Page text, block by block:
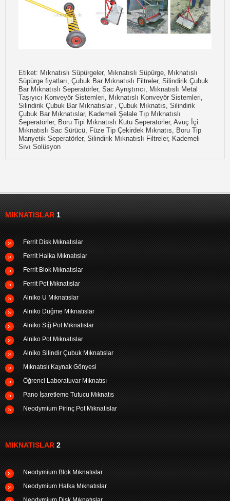
Etiket: Mıknatıslı Süpürgeler, Mıknatıslı Süpürge, Mıknatıslı
Süpürge fiyatları, Çubuk Bar Mıknatıslı Filtreler, Silindirik Çubuk
Bar Mıknatıslı Seperatörler, Sac Ayrıştırıcı, Mıknatıslı Metal
Taşıyıcı Konveyör Sistemleri, Mıknatıslı Konveyör Sistemleri,
Silindirik Çubuk Bar Mıknatıslar , Çubuk Mıknatıs, Silindirik
Çubuk Bar Mıknatıslar, Kademeli Şelale Tıp Mıknatıslı
Seperatörler, Boru Tipi Mıknatıslı Kutu Seperatörler, Avuç İçi
Mıknatıslı Sac Sürücü, Füze Tip Çekirdek Mıknatıs, Boru Tip
Manyetik Seperatörler, Silindirik Mıknatıslı Filtreler, Kademeli
Sıvı Solüsyon
MIKNATISLAR1
Ferrit Disk Mıknatıslar
Ferrit Halka Mıknatıslar
Ferrit Blok Mıknatıslar
Ferrit Pot Mıknatıslar
Alniko U Mıknatıslar
Alniko Düğme Mıknatıslar
Alniko Sığ Pot Mıknatıslar
Alniko Pot Mıknatıslar
Alniko Silindir Çubuk Mıknatıslar
Mıknatıslı Kaynak Gönyesi
Öğrenci Laboratuvar Mıknatısı
Pano İşaretleme Tutucu Mıknatıs
Neodymium Pirinç Pot Mıknatıslar
MIKNATISLAR2
Neodymium Blok Mıknatıslar
Neodymium Halka Mıknatıslar